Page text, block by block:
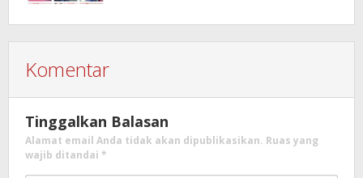
Komentar
Tinggalkan Balasan
Alamat email Anda tidak akan dipublikasikan. Ruas yang
wajib ditandai *